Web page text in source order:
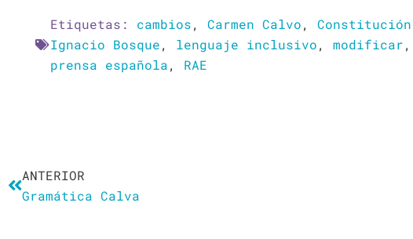
Etiquetas: cambios, Carmen Calvo, Constitución
Ignacio Bosque, lenguaje inclusivo, modificar,
prensa española, RAE
ANTERIOR
Gramática Calva